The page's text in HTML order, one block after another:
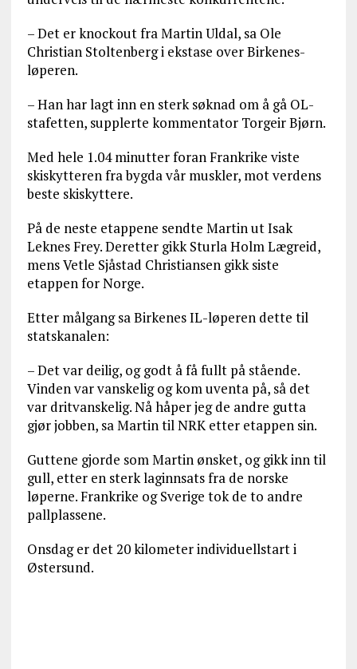
– Det er knockout fra Martin Uldal, sa Ole
Christian Stoltenberg i ekstase over Birkenes-
løperen.
– Han har lagt inn en sterk søknad om å gå OL-
stafetten, supplerte kommentator Torgeir Bjørn.
Med hele 1.04 minutter foran Frankrike viste
skiskytteren fra bygda vår muskler, mot verdens
beste skiskyttere.
På de neste etappene sendte Martin ut Isak
Leknes Frey. Deretter gikk Sturla Holm Lægreid,
mens Vetle Sjåstad Christiansen gikk siste
etappen for Norge.
Etter målgang sa Birkenes IL-løperen dette til
statskanalen:
– Det var deilig, og godt å få fullt på stående.
Vinden var vanskelig og kom uventa på, så det
var dritvanskelig. Nå håper jeg de andre gutta
gjør jobben, sa Martin til NRK etter etappen sin.
Guttene gjorde som Martin ønsket, og gikk inn til
gull, etter en sterk laginnsats fra de norske
løperne. Frankrike og Sverige tok de to andre
pallplassene.
Onsdag er det 20 kilometer individuellstart i
Østersund.